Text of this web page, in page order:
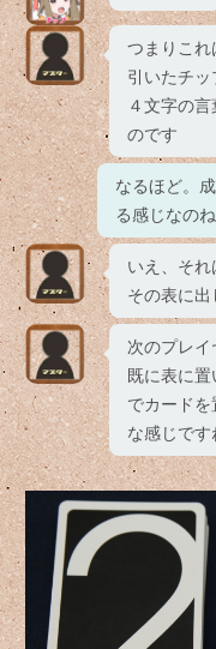
つまりこれ
引いたチ
４文字の
のです
なるほど。
る感じなのね
いえ、そ
その表に
次のプレ
既に表に
でカード
な感じです